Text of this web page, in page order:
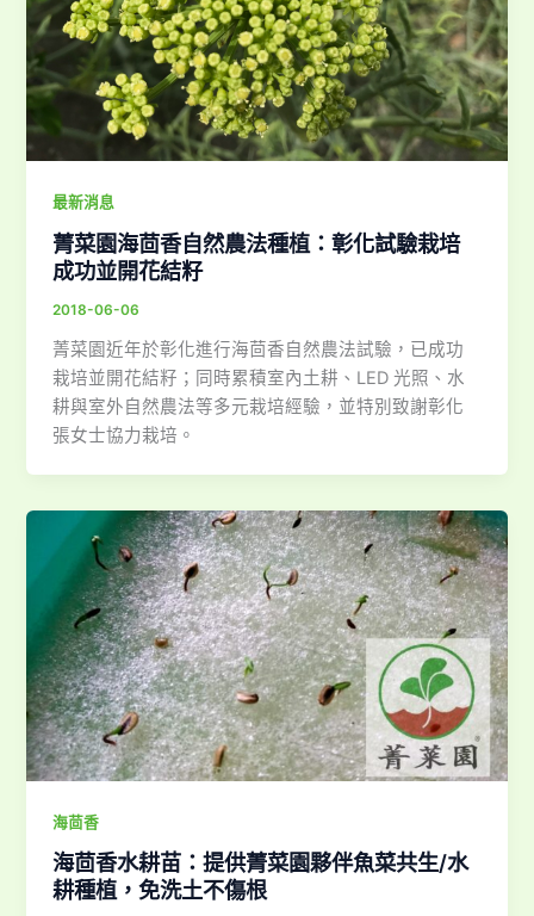
最新消息
菁菜園海茴香自然農法種植：彰化試驗栽培
成功並開花結籽
2018-06-06
菁菜園近年於彰化進行海茴香自然農法試驗，已成功
栽培並開花結籽；同時累積室內土耕、LED 光照、水
耕與室外自然農法等多元栽培經驗，並特別致謝彰化
張女士協力栽培。
海茴香
海茴香水耕苗：提供菁菜園夥伴魚菜共生/水
耕種植，免洗土不傷根